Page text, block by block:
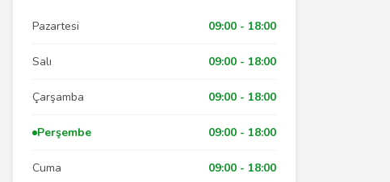
Pazartesi 09:00 - 18:00
Salı 09:00 - 18:00
Çarşamba 09:00 - 18:00
Perşembe 09:00 - 18:00
Cuma 09:00 - 18:00